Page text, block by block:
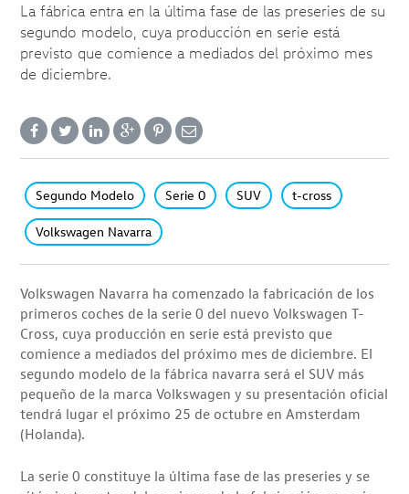
La fábrica entra en la última fase de las preseries de su
segundo modelo, cuya producción en serie está
previsto que comience a mediados del próximo mes
de diciembre.
Segundo Modelo Serie 0 SUV t-cross
Volkswagen Navarra
Volkswagen Navarra ha comenzado la fabricación de los
primeros coches de la serie 0 del nuevo Volkswagen T-
Cross, cuya producción en serie está previsto que
comience a mediados del próximo mes de diciembre. El
segundo modelo de la fábrica navarra será el SUV más
pequeño de la marca Volkswagen y su presentación oficial
tendrá lugar el próximo 25 de octubre en Amsterdam
(Holanda).
La serie 0 constituye la última fase de las preseries y se